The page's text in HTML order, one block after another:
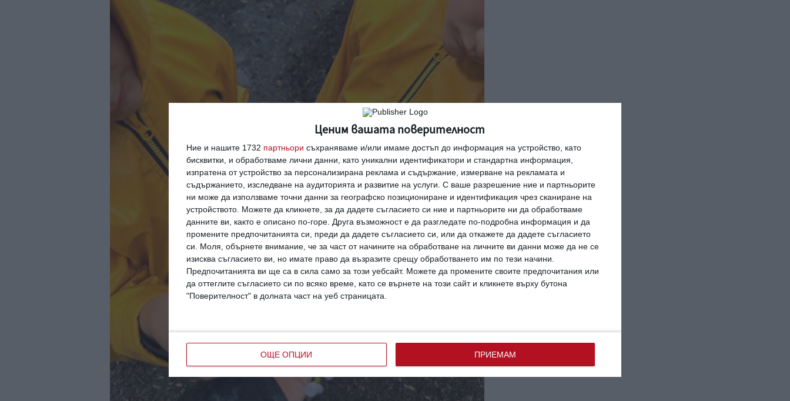
Ценим вашата поверителност
Ние и нашите 1732 партньори съхраняваме и/или имаме достъп до информация на устройство, като
бисквитки, и обработваме лични данни, като уникални идентификатори и стандартна информация,
изпратена от устройство за персонализирана реклама и съдържание, измерване на рекламата и
съдържанието, изследване на аудиторията и развитие на услуги. С ваше разрешение ние и партньорите
ни може да използваме точни данни за географско позициониране и идентификация чрез сканиране на
устройството. Можете да кликнете, за да дадете съгласието си ние и партньорите ни да обработваме
данните ви, както е описано по-горе. Друга възможност е да разгледате по-подробна информация и да
промените предпочитанията си, преди да дадете съгласието си, или да откажете да дадете съгласието
си.
Моля, обърнете внимание, че за част от начините на обработване на личните ви данни може да не се
изисква съгласието ви, но имате право да възразите срещу обработването им по тези начини.
Предпочитанията ви ще са в сила само за този уебсайт. Можете да промените своите предпочитания или
да оттеглите съгласието си по всяко време, като се върнете на този сайт и кликнете върху бутона
"Поверителност" в долната част на уеб страницата.
ОЩЕ ОПЦИИ ПРИЕМАМ